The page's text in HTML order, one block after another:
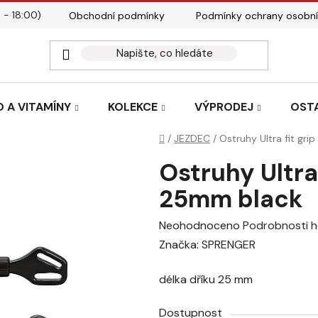
- 18:00) Obchodní podmínky
Podmínky ochrany
A VITAMÍNY KOLEKCE VÝPRODEJ
Domů
/ JEZDEC / Ostruhy Ultra fit
Ostruhy
25mm black
Průměrné
hodnocení
je
Neohodnoceno Podrobnosti
Značka: SPRENGER
délka dříku 25 mm
Dostupnost